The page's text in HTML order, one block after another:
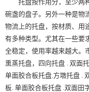
托盘按作用分，至少两种
碗盏的盘子。另外一种是物
物流上的托盘，按材质、用
有多种类型。尤其在一些要
全稳定，使用率越来越大。
熏蒸托盘，四向托盘 . 双面
单面胶合板托盘.方墩托盘 .
板. 单面胶合板托盘 .双面田